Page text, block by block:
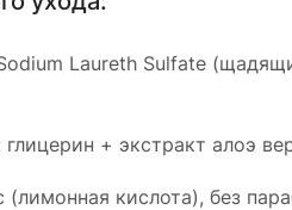
Laureth Sulfate
глицерин + экстракт алоэ
(лимонная кислота), без